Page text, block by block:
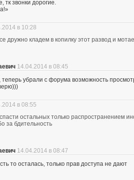
тк звонки дорогие.
в 10:28
дружно кладем в копилку этот развод и
14.04.2014 в 08:45
теперь убрали с форума возможность
в 08:55
остальных только распространением
за бдительность
14.04.2014 в 08:47
то осталась, только прав доступа не дают